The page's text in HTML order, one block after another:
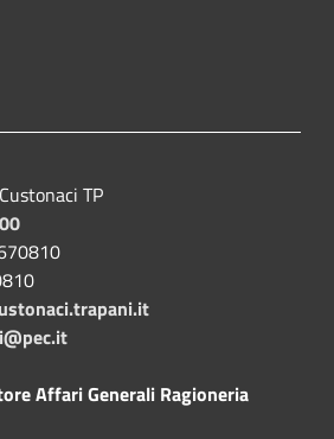
TP
Affari Generali Ragioneria